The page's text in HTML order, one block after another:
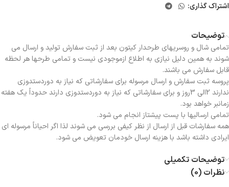
اشتراک گذاری:
توضیحات
تمامی شال و روسریهای طرحدار کیتون بعد از ثبت سفارش تولید و ارسال می
شوند به همین دلیل نیازی به اطلاع ازموجودی نیست و تمامی طرحها هر لحظه
قابل سفارش می باشند.
پروسه ثبت سفارش و ارسال مرسوله برای سفارشاتی که نیاز به دوردستدوزی
ندارند 2الی 3روز و برای سفارشاتی که نیاز به دوردستدوزی دارند حدوداً یک هفته
زمانبر خواهد بود.
تمامی ارسالیها با پست پیشتاز انجام می شود.
همه سفارشات قبل از ارسال از نظر کیفی بررسی می شوند لذا اگر احیاناً مرسوله ای
ایرادی داشته باشد با هزینه ارسال خودمان تعویض می شود.
توضیحات تکمیلی
نظرات (0)